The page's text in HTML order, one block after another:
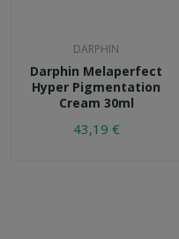
DARPHIN
Darphin Melaperfect
Hyper Pigmentation
Cream 30ml
43,19 €